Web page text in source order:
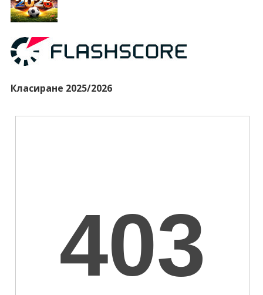
Класиране 2025/2026